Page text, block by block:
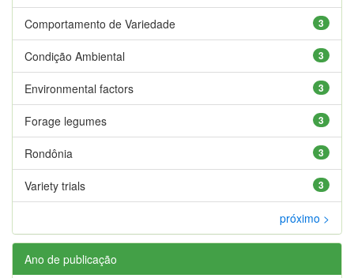
3
Comportamento de Variedade
3
Condição Ambiental
3
Environmental factors
3
Forage legumes
3
Rondônia
3
Variety trials
próximo >
Ano de publicação